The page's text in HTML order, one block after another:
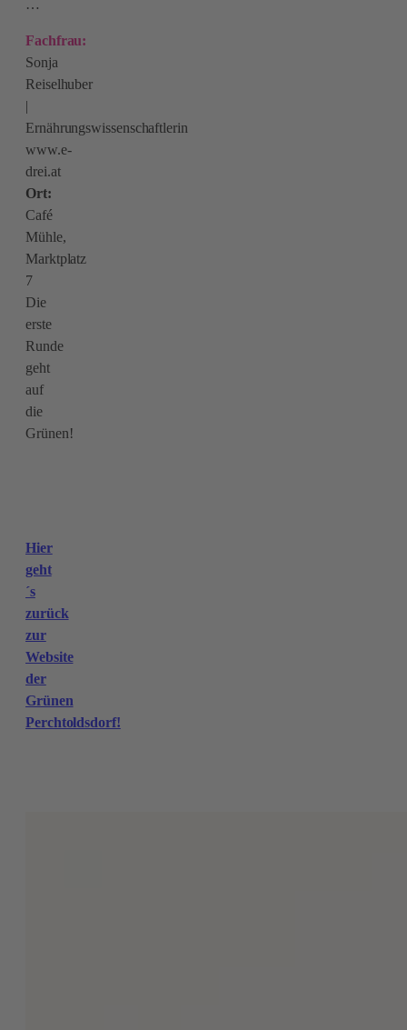
…
Fachfrau:
Sonja
Reiselhuber
|
Ernährungswissenschaftlerin
www.e-
drei.at
Ort:
Café
Mühle,
Marktplatz
7
Die
erste
Runde
geht
auf
die
Grünen!
Hier
geht
´s
zurück
zur
Website
der
Grünen
Perchtoldsdorf!